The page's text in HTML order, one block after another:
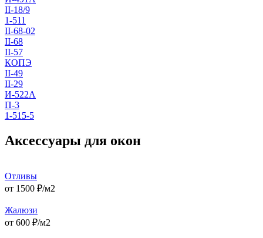
II-18/9
1-511
II-68-02
II-68
II-57
КОПЭ
II-49
II-29
И-522А
П-3
1-515-5
Аксессуары для окон
Отливы
от 1500 ₽/м2
Жалюзи
от 600 ₽/м2